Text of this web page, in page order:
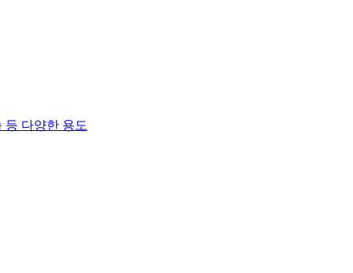
등 다양한 용도